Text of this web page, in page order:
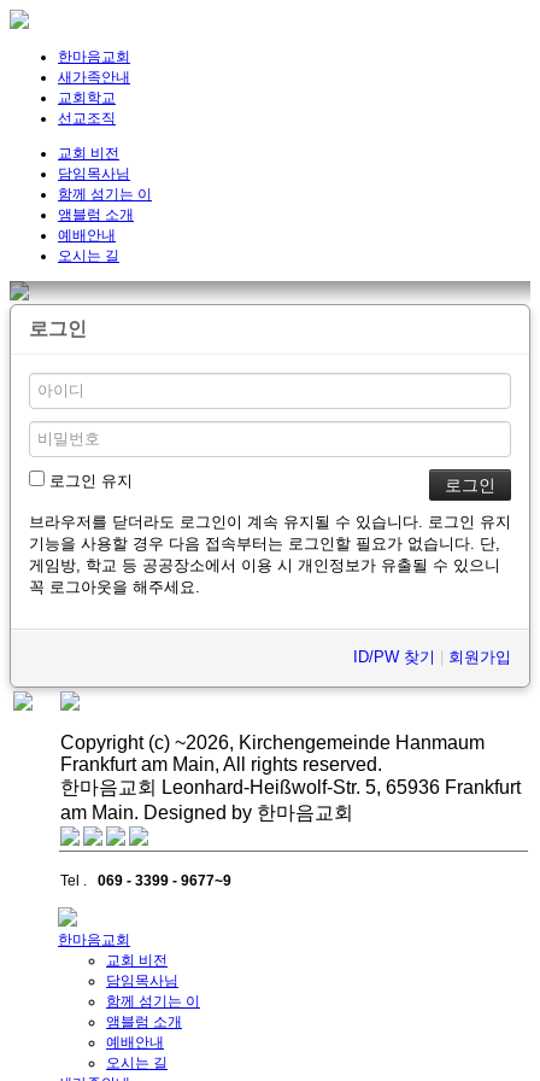
한마음교회
새가족안내
교회학교
선교조직
교회 비전
담임목사님
함께 섬기는 이
앰블럼 소개
예배안내
오시는 길
로그인
로그인 유지
브라우저를 닫더라도 로그인이 계속 유지될 수 있습니다. 로그인 유지
기능을 사용할 경우 다음 접속부터는 로그인할 필요가 없습니다. 단,
게임방, 학교 등 공공장소에서 이용 시 개인정보가 유출될 수 있으니
꼭 로그아웃을 해주세요.
ID/PW 찾기 회원가입
Copyright (c) ~2026, Kirchengemeinde Hanmaum
Frankfurt am Main, All rights reserved.
한마음교회 Leonhard-Heißwolf-Str. 5, 65936 Frankfurt
am Main. Designed by 한마음교회
Tel . 069 - 3399 - 9677~9
한마음교회
교회 비전
담임목사님
함께 섬기는 이
앰블럼 소개
예배안내
오시는 길